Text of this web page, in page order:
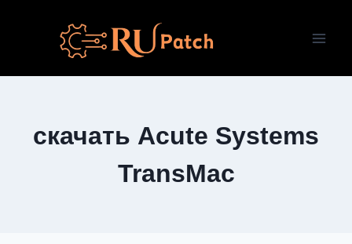
содержимому
скачать Acute Systems
TransMac